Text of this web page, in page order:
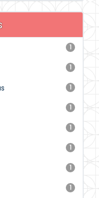
1
1
1
1
1
1
1
1